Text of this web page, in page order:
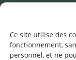
Ce site utilise des
fonctionnement,
personnel, et ne
Mentions légales